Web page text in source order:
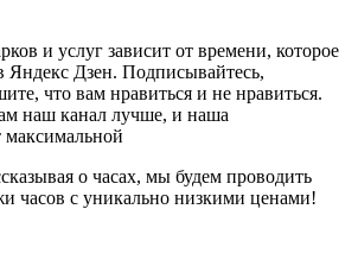
и услуг зависит от времени, которое
Яндекс Дзен. Подписывайтесь,
что вам нравиться и не нравиться.
наш канал лучше, и наша
максимальной
о часах, мы будем проводить
часов с уникально низкими ценами!